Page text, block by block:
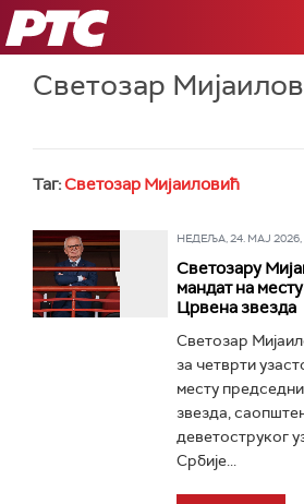
РТС
Светозар
Таг:Светозар Мијаиловић
НЕДЕЉА, 24. МАЈ 2026,
Светозару
мандат на
Црвена звезда
Светозар
за четврти
месту
звезда,
деветоструког
Србије...